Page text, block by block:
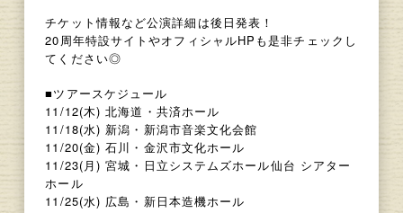
チケット情報など公演詳細は後日発表！
20周年特設サイトやオフィシャルHPも是非チェックし
てください◎
■ツアースケジュール
11/12(木) 北海道・共済ホール
11/18(水) 新潟・新潟市音楽文化会館
11/20(金) 石川・金沢市文化ホール
11/23(月) 宮城・日立システムズホール仙台 シアター
ホール
11/25(水) 広島・新日本造機ホール